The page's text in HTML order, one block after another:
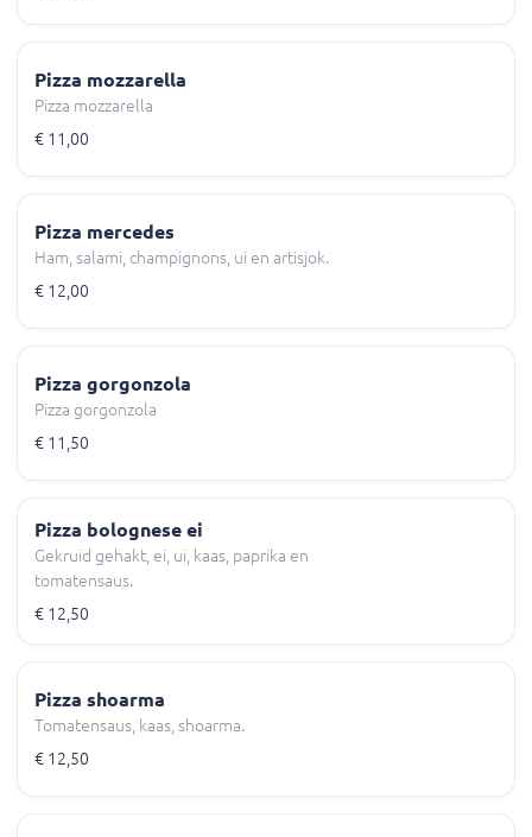
Pizza mozzarella
Pizza mozzarella
€ 11,00
Pizza mercedes
Ham, salami, champignons, ui en artisjok.
€ 12,00
Pizza gorgonzola
Pizza gorgonzola
€ 11,50
Pizza bolognese ei
Gekruid gehakt, ei, ui, kaas, paprika en
tomatensaus.
€ 12,50
Pizza shoarma
Tomatensaus, kaas, shoarma.
€ 12,50